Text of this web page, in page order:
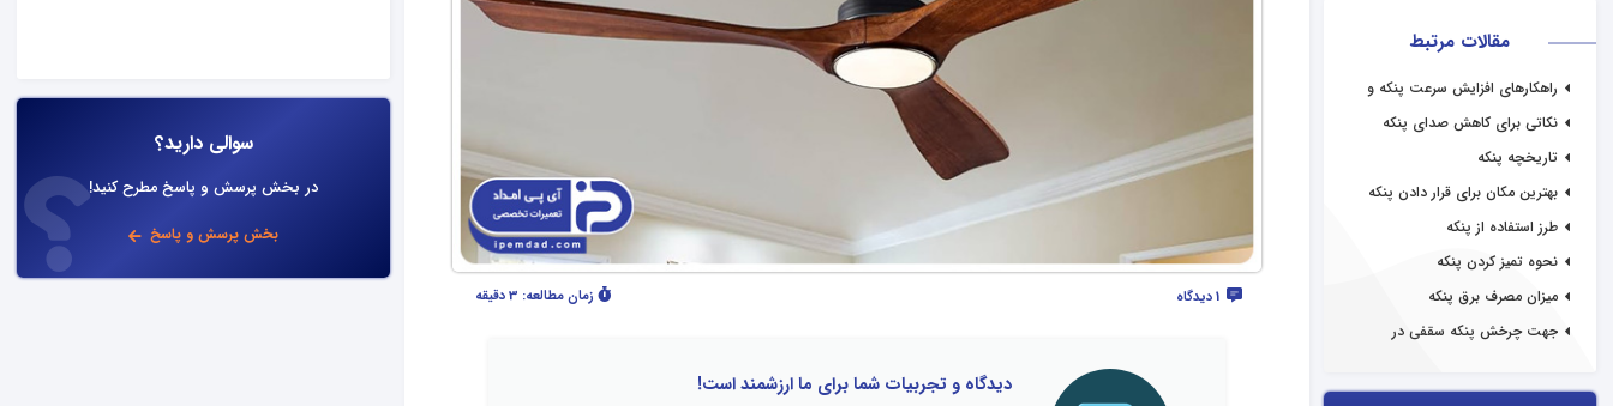
مقالات مرتبط
راهکارهای افزایش سرعت پنکه و
نکاتی برای کاهش صدای پنکه
تاریخچه پنکه
بهترین مکان برای قرار دادن پنکه
طرز استفاده از پنکه
نحوه تمیز کردن پنکه
میزان مصرف برق پنکه
جهت چرخش پنکه سقفی در
1 دیدگاه زمان مطالعه: 3 دقیقه
دیدگاه و تجربیات شما برای ما ارزشمند است!
سوالی دارید؟
در بخش پرسش و پاسخ مطرح کنید!
بخش پرسش و پاسخ